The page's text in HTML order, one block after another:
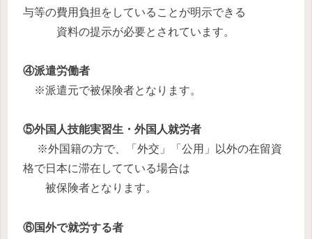
与等の費用負担をしていることが明示できる
資料の提示が必要とされています。
④派遣労働者
※派遣元で被保険者となります。
⑤外国人技能実習生・外国人就労者
※外国籍の方で、「外交」「公用」以外の在留資
格で日本に滞在してている場合は
被保険者となります。
⑥国外で就労する者